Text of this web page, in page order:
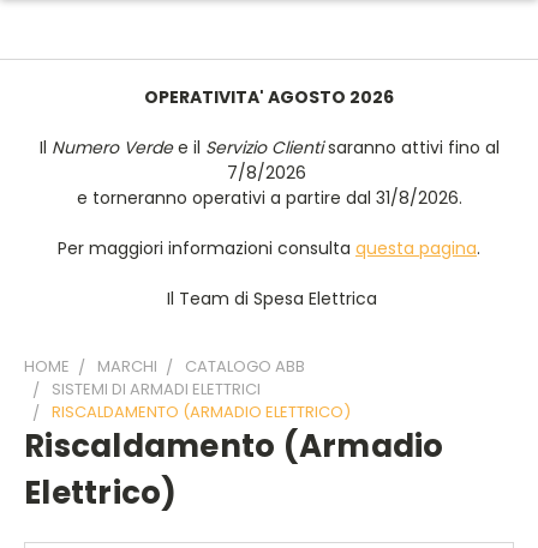
OPERATIVITA' AGOSTO 2026
Il Numero Verdee il Servizio Clientisaranno attivi fino al
7/8/2026
e torneranno operativi a partire dal 31/8/2026.
Per maggiori informazioni consulta questa pagina.
Il Team di Spesa Elettrica
HOME MARCHI
CATALOGO ABB
SISTEMI DI ARMADI ELETTRICI
RISCALDAMENTO (ARMADIO ELETTRICO)
Riscaldamento (armadio
Elettrico)